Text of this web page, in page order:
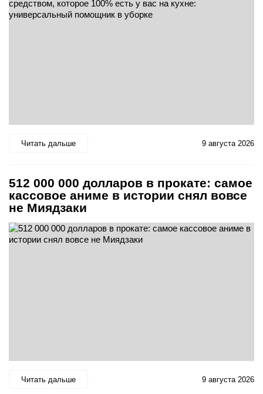
Читать дальше 9 августа 2026
512 000 000 долларов в прокате: самое
кассовое аниме в истории снял вовсе
не Миядзаки
Читать дальше 9 августа 2026